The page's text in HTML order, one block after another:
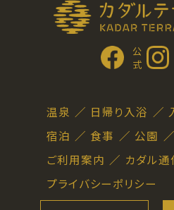
公 式
温泉 日帰り入浴
宿泊
食事 公園
ご利用案内
カダル通
プライバシーポリシー